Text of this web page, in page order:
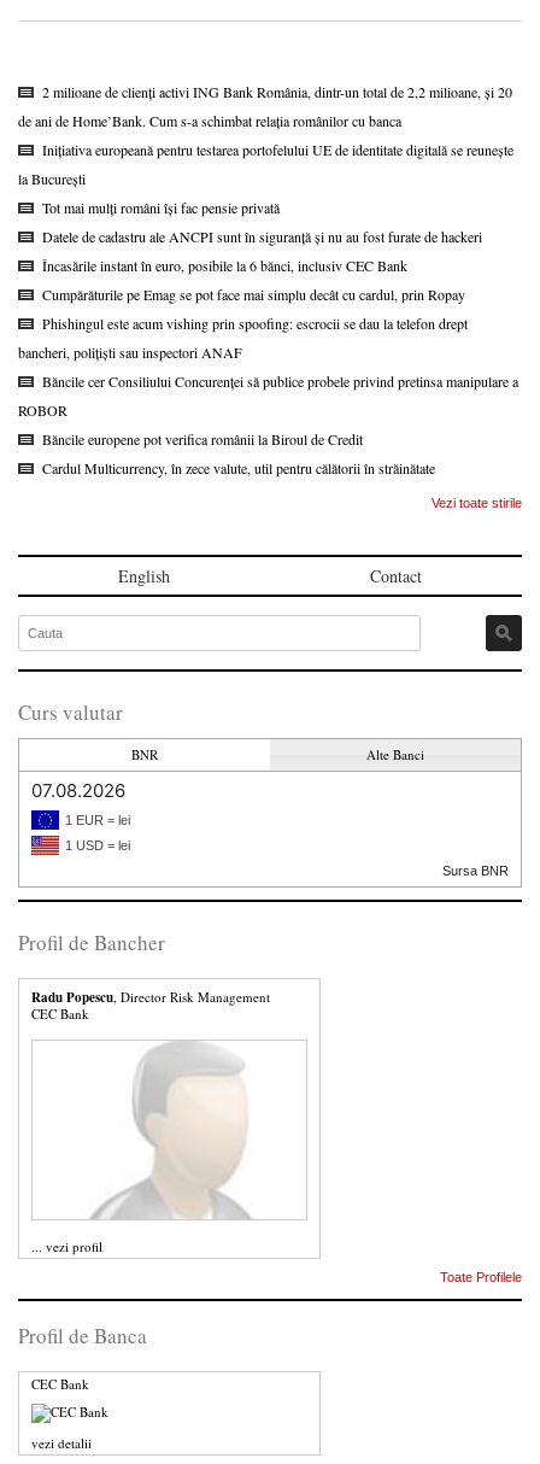
2 milioane de clienți activi ING Bank România, dintr-un total de 2,2 milioane, și 20
de ani de Home’Bank. Cum s-a schimbat relația românilor cu banca
Inițiativa europeană pentru testarea portofelului UE de identitate digitală se reunește
la București
Tot mai mulți români își fac pensie privată
Datele de cadastru ale ANCPI sunt în siguranță și nu au fost furate de hackeri
Încasările instant în euro, posibile la 6 bănci, inclusiv CEC Bank
Cumpărăturile pe Emag se pot face mai simplu decât cu cardul, prin Ropay
Phishingul este acum vishing prin spoofing: escrocii se dau la telefon drept
bancheri, polițiști sau inspectori ANAF
Băncile cer Consiliului Concurenței să publice probele privind pretinsa manipulare a
ROBOR
Băncile europene pot verifica românii la Biroul de Credit
Cardul Multicurrency, în zece valute, util pentru călătorii în străinătate
Vezi toate stirile
English Contact
Curs valutar
BNR Alte Banci
07.08.2026
1 EUR = lei
1 USD = lei
Sursa BNR
Profil de Bancher
Radu Popescu, Director Risk Management
CEC Bank
... vezi profil
Toate Profilele
Profil de Banca
CEC Bank
vezi detalii